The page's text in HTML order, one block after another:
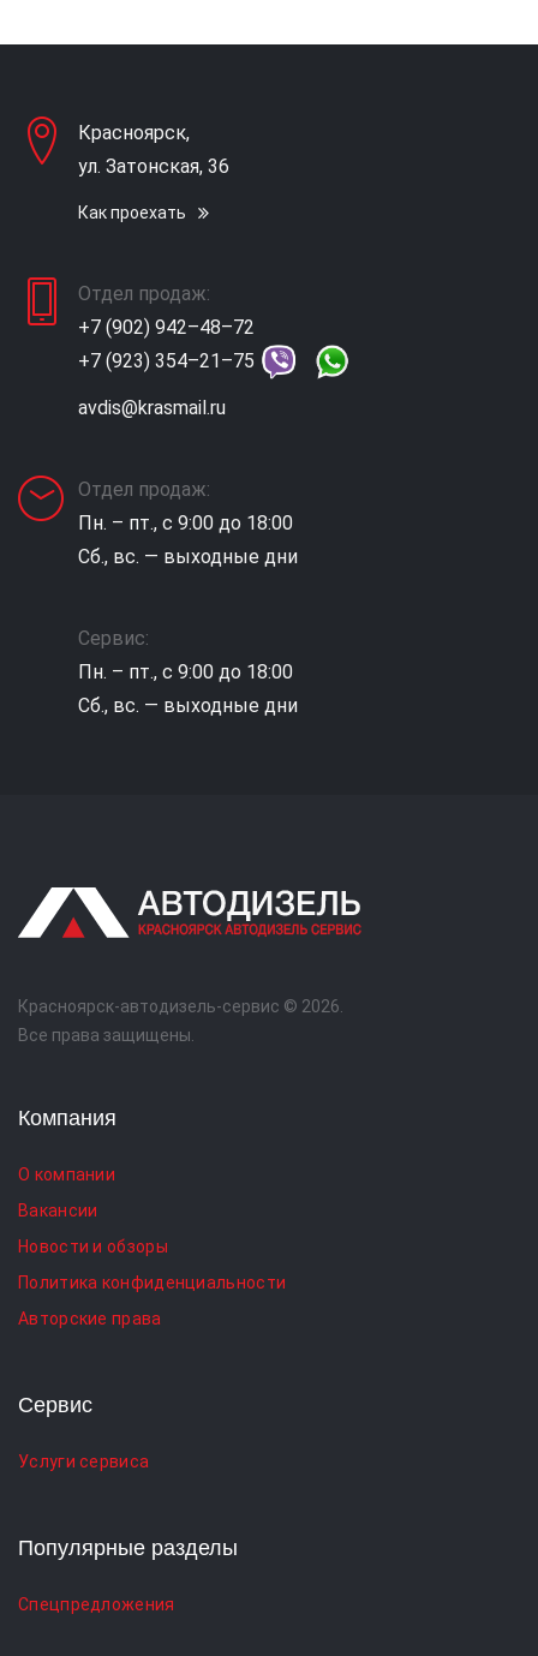
Красноярск,
ул. Затонская, 36
Как проехать
Отдел продаж:
+7 (902) 942–48–72
+7 (923) 354–21–75
avdis@krasmail.ru
Отдел продаж:
Пн. – пт., с 9:00 до 18:00
Сб., вс. — выходные дни
Сервис:
Пн. – пт., с 9:00 до 18:00
Сб., вс. — выходные дни
Красноярск-автодизель-сервис © 2026.
Все права защищены.
Компания
О компании
Вакансии
Новости и обзоры
Политика конфиденциальности
Авторские права
Сервис
Услуги сервиса
Популярные разделы
Спецпредложения